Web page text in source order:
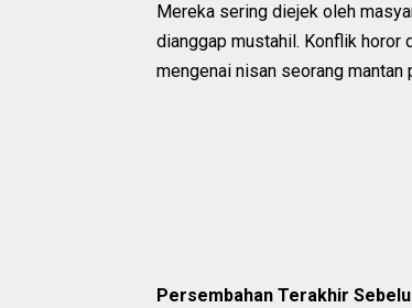
Mereka sering diejek oleh
dianggap mustahil. Konflik horor
mengenai nisan seorang mantan
Persembahan Terakhir